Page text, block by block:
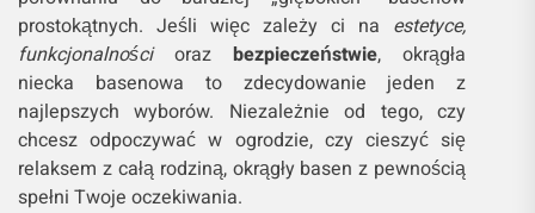
prostokątnych. Jeśli więc zależy ci na estetyce,
funkcjonalnościorazbezpieczeństwie, okrągła
niecka basenowa to zdecydowanie jeden z
najlepszych wyborów. Niezależnie od tego, czy
chcesz odpoczywać w ogrodzie, czy cieszyć się
relaksem z całą rodziną, okrągły basen z pewnością
spełni Twoje oczekiwania.